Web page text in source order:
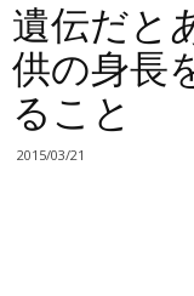
遺伝だと
供の身長
ること
2015/03/21